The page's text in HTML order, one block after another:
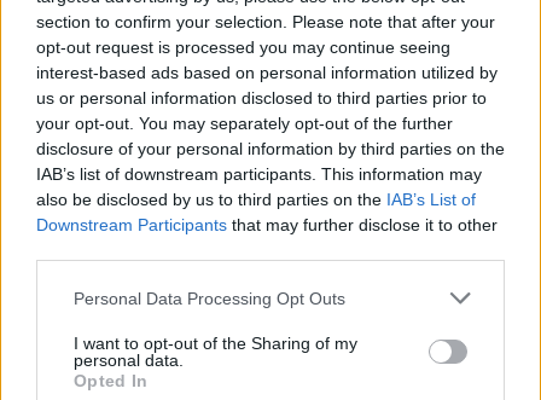
section to confirm your selection. Please note that after your
opt-out request is processed you may continue seeing
interest-based ads based on personal information utilized by
us or personal information disclosed to third parties prior to
your opt-out. You may separately opt-out of the further
disclosure of your personal information by third parties on the
IAB’s list of downstream participants. This information may
also be disclosed by us to third parties on the IAB’s List of
Downstream Participants that may further disclose it to other
Personal Data Processing Opt Outs
I want to opt-out of the Sharing of my
personal data.
Opted In
Δείκτης Τιμών, με άνοδο 0,57%
07/08/2026 - 15:21 ΟΙΚΟΝΟΜΙΑ
Νέο κύμα καύσωνα στην Ευρώπη – Θερμοκρασίες
άνω των 40°C σε Ιταλία, Ισπανία και Βαλκάνια
07/08/2026 - 14:58 ΚΟΣΜΟΣ
Fourlis: Συμφωνία για την πώληση συμμετοχής στο
Sofia South Ring Mall έναντι 49,35 εκατ. ευρώ
07/08/2026 - 14:39 ΕΠΙΧΕΙΡΗΣΕΙΣ
ΥΠΠΟ: Επιχορηγήσεις 1.106.000 ευρώ για την
Ελλάδα
07/08/2026 - 14:34